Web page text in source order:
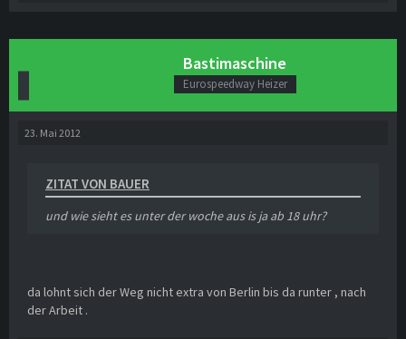
Bastimaschine
Eurospeedway Heizer
23. Mai 2012
ZITAT VON BAUER
und wie sieht es unter der woche aus is ja ab 18 uhr?
da lohnt sich der Weg nicht extra von Berlin bis da runter , nach
der Arbeit .